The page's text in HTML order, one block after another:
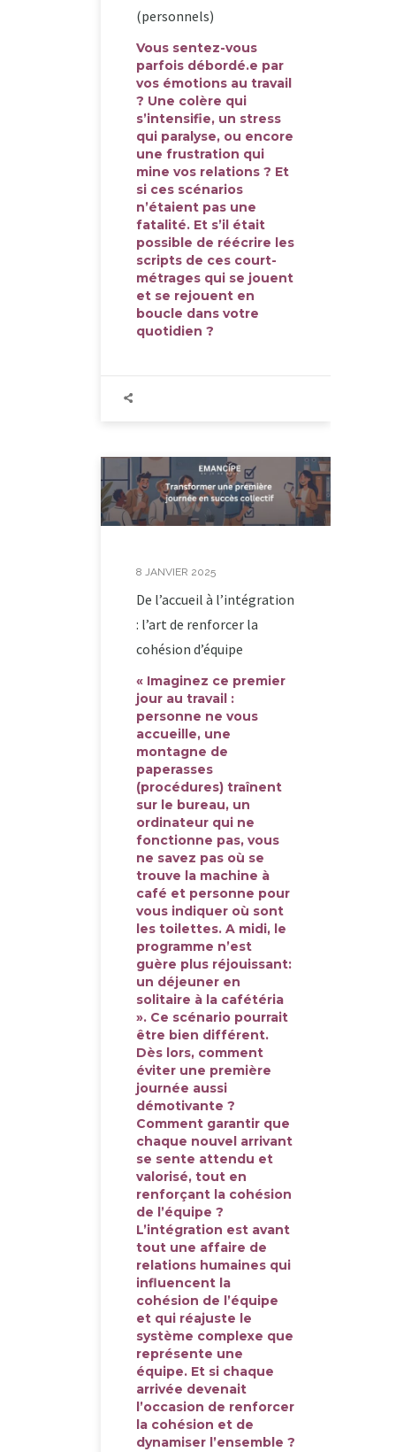
(personnels)
Vous sentez-vous
parfois débordé.e par
vos émotions au travail
? Une colère qui
s’intensifie, un stress
qui paralyse, ou encore
une frustration qui
mine vos relations ? Et
si ces scénarios
n’étaient pas une
fatalité. Et s’il était
possible de réécrire les
scripts de ces court-
métrages qui se jouent
et se rejouent en
boucle dans votre
quotidien ?
8 JANVIER 2025
De l’accueil à l’intégration
: l’art de renforcer la
cohésion d’équipe
« Imaginez ce premier
jour au travail :
personne ne vous
accueille, une
montagne de
paperasses
(procédures) traînent
sur le bureau, un
ordinateur qui ne
fonctionne pas, vous
ne savez pas où se
trouve la machine à
café et personne pour
vous indiquer où sont
les toilettes. A midi, le
programme n’est
guère plus réjouissant:
un déjeuner en
solitaire à la cafétéria
». Ce scénario pourrait
être bien différent.
Dès lors, comment
éviter une première
journée aussi
démotivante ?
Comment garantir que
chaque nouvel arrivant
se sente attendu et
valorisé, tout en
renforçant la cohésion
de l’équipe ?
L’intégration est avant
tout une affaire de
relations humaines qui
influencent la
cohésion de l’équipe
et qui réajuste le
système complexe que
représente une
équipe. Et si chaque
arrivée devenait
l’occasion de renforcer
la cohésion et de
dynamiser l’ensemble ?